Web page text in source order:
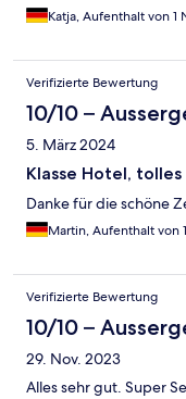
Katja, Aufenthalt von 1
Verifizierte Bewertung
10/10 –
5. März 2024
Klasse Hotel, tolles
Danke für die schöne
Martin, Aufenthalt von
Verifizierte Bewertung
10/10 –
29. Nov. 2023
Alles sehr gut. Super